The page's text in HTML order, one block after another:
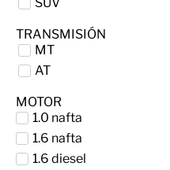
TRANSMISIÓN
MT
AT
MOTOR
1.0 nafta
1.6 nafta
1.6 diesel